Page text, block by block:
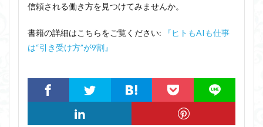
信頼される働き方を見つけてみませんか。
書籍の詳細はこちらをご覧ください:
『ヒトもAIも仕事
は“引き受け方”が9割』